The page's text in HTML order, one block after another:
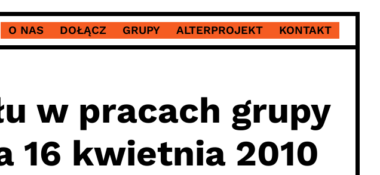
O NAS DOŁĄCZ GRUPY ALTERPROJEKT KONTAKT
w pracach grupy
16 kwietnia 2010